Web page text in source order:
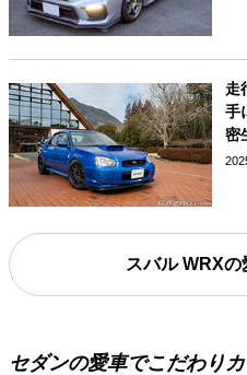
走
手
密
スバル WRX
セダンの愛車でこだわり